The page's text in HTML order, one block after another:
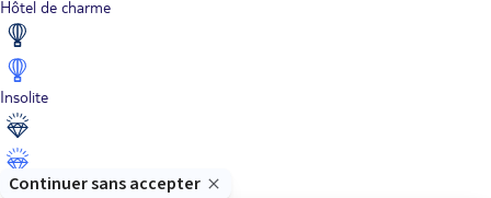
Hôtel de charme
Insolite
Luxe